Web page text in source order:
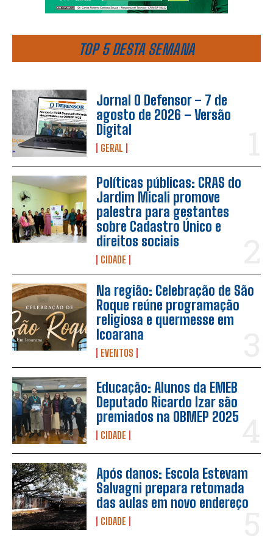
TOP 5 DESTA SEMANA
Jornal O Defensor – 7 de
agosto de 2026 – Versão
Digital
GERAL
Políticas públicas: CRAS do
Jardim Micali promove
palestra para gestantes
sobre Cadastro Único e
direitos sociais
CIDADE
Na região: Celebração de São
Roque reúne programação
religiosa e quermesse em
Icoarana
EVENTOS
Educação: Alunos da EMEB
Deputado Ricardo Izar são
premiados na OBMEP 2025
CIDADE
Após danos: Escola Estevam
Salvagni prepara retomada
das aulas em novo endereço
CIDADE